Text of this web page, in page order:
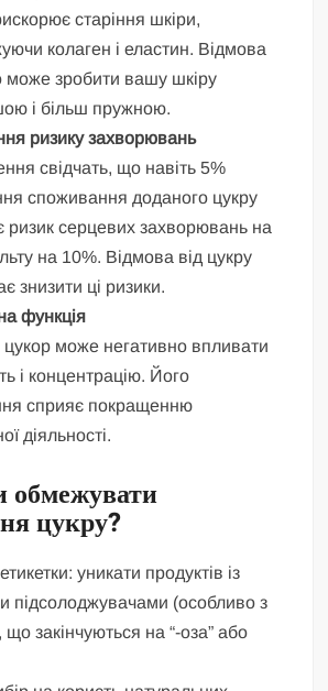
старіння шкіри,
колаген і еластин. Відмова
може зробити вашу шкіру
і більш пружною.
ризику захворювань
свідчать, що навіть 5%
споживання доданого цукру
ризик серцевих захворювань на
на 10%. Відмова від цукру
знизити ці ризики.
функція
може негативно впливати
і концентрацію. Його
сприяє покращенню
діяльності.
обмежувати
цукру?
уникати продуктів із
підсолоджувачами (особливо з
закінчуються на “-оза” або